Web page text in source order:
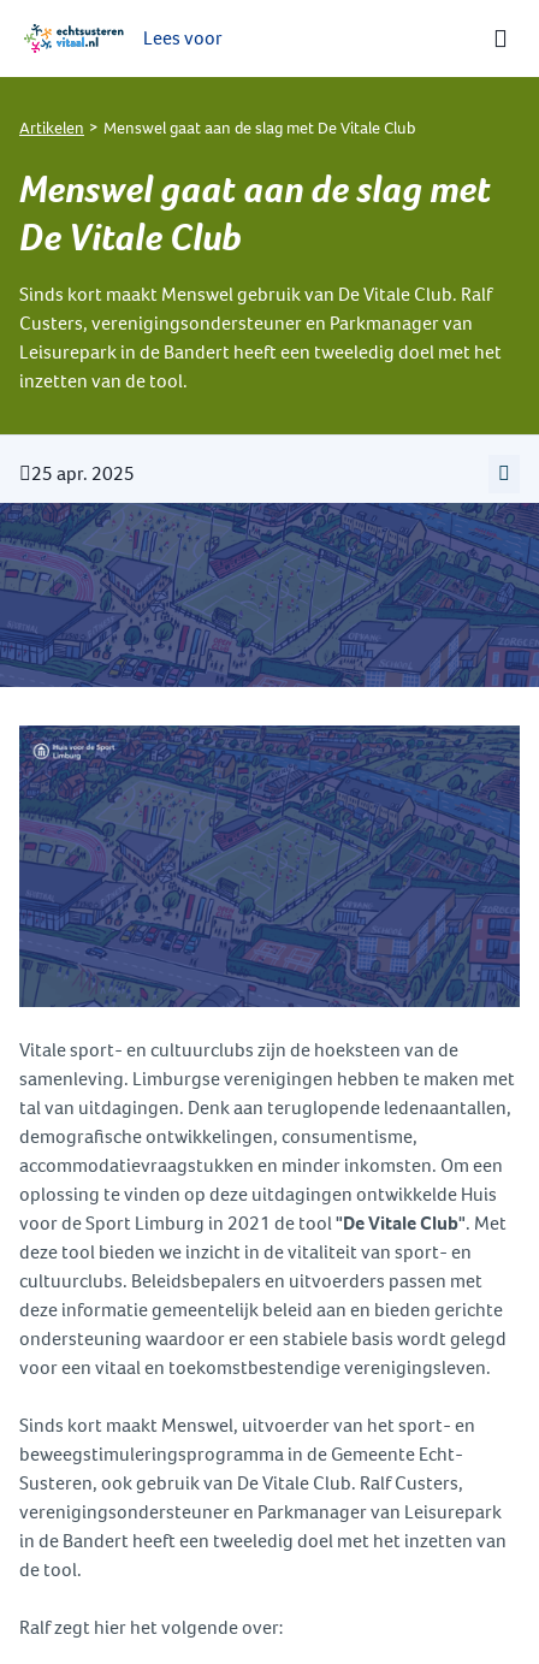
Lees voor
Artikelen Menswel gaat aan de slag met De Vitale Club
Menswel gaat aan de slag met
De Vitale Club
Sinds kort maakt Menswel gebruik van De Vitale Club. Ralf
Custers, verenigingsondersteuner en Parkmanager van
Leisurepark in de Bandert heeft een tweeledig doel met het
inzetten van de tool.
25 apr. 2025
Vitale sport- en cultuurclubs zijn de hoeksteen van de
samenleving. Limburgse verenigingen hebben te maken met
tal van uitdagingen. Denk aan teruglopende ledenaantallen,
demografische ontwikkelingen, consumentisme,
accommodatievraagstukken en minder inkomsten. Om een
oplossing te vinden op deze uitdagingen ontwikkelde Huis
voor de Sport Limburg in 2021 de tool"De Vitale Club". Met
deze tool bieden we inzicht in de vitaliteit van sport- en
cultuurclubs. Beleidsbepalers en uitvoerders passen met
deze informatie gemeentelijk beleid aan en bieden gerichte
ondersteuning waardoor er een stabiele basis wordt gelegd
voor een vitaal en toekomstbestendige verenigingsleven.
Sinds kort maakt Menswel, uitvoerder van het sport- en
beweegstimuleringsprogramma in de Gemeente Echt-
Susteren, ook gebruik van De Vitale Club. Ralf Custers,
verenigingsondersteuner en Parkmanager van Leisurepark
in de Bandert heeft een tweeledig doel met het inzetten van
de tool.
Ralf zegt hier het volgende over: